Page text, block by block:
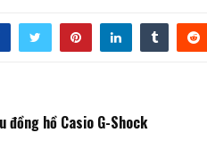
đồng hồ Casio G-Shock